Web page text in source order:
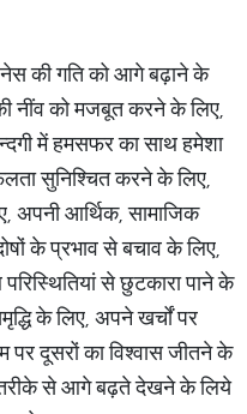
की गति को आगे बढ़ाने के
नींव को मजबूत करने के लिए,
में हमसफर का साथ हमेशा
सुनिश्चित करने के लिए,
अपनी आर्थिक, सामाजिक
के प्रभाव से बचाव के लिए,
से छुटकारा पाने के
के लिए, अपने खर्चों पर
दूसरों का विश्वास जीतने के
तरीके से आगे बढ़ते देखने के लिये